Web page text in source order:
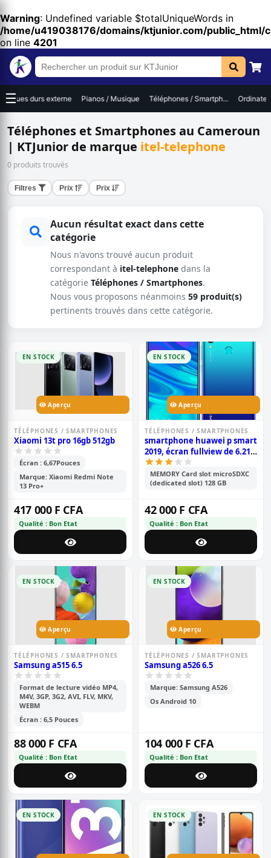
Warning: Undefined variable $totalUniqueWords in
/home/u419038176/domains/ktjunior.com/public_html/
on line 4201
☰ durs externe Pianos / Musique Téléphones / Smartph...
Téléphones et Smartphones au Cameroun
| KTJunior de marque itel-telephone
0 produits trouvés
Filtres Prix Prix
Aucun résultat exact dans cette
catégorie
Nous n'avons trouvé aucun produit
correspondant à itel-telephone dans la
catégorie Téléphones / Smartphones.
Nous vous proposons néanmoins 59 produit(s)
pertinents trouvés dans cette catégorie.
EN STOCK
Aperçu
TÉLÉPHONES / SMARTPHONES
Xiaomi 13t pro 16gb 512gb
Écran : 6,67Pouces
Marque: Xiaomi Redmi Note
13 Pro+
417 000 F CFA
Qualité : Bon Etat
EN STOCK
Aperçu
TÉLÉPHONES / SMARTPHONES
smartphone huawei p smart
2019, écran fullview de 6.21
pouces, android 9.0; 128 gb
rom, 4 gb ram, double
caméra de 13 mp+2 mp,
MEMORY Card slot microSDXC
(dedicated slot) 128 GB
42 000 F CFA
Qualité : Bon Etat
EN STOCK
Aperçu
TÉLÉPHONES / SMARTPHONES
Samsung a515 6.5
Format de lecture vidéo MP4,
M4V, 3GP, 3G2, AVI, FLV, MKV,
WEBM
Écran : 6,5 Pouces
88 000 F CFA
Qualité : Bon Etat
EN STOCK
Aperçu
TÉLÉPHONES / SMARTPHONES
Samsung a526 6.5
Marque: Samsung A526
Os Android 10
104 000 F CFA
Qualité : Bon Etat
EN STOCK EN STOCK